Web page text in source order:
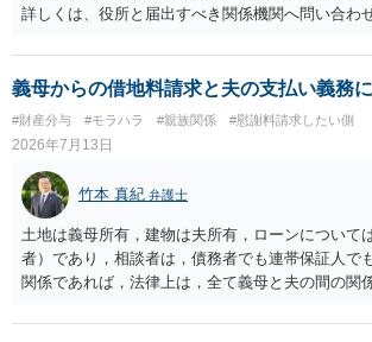
詳しくは、役所と届出すべき関係機関へ問い合わ
義母からの借地料請求と夫の支払い義務
#財産分与 #モラハラ #親族関係 #慰謝料請求したい側
2026年7月13日
竹本 真紀 弁護士
土地は義母所有，建物は夫所有，ローンについて
者）であり，相談者は，債務者でも連帯保証人で
関係であれば，法律上は，全て義母と夫の間の関
せる）がされていたのでしょうかね。 いずれにし